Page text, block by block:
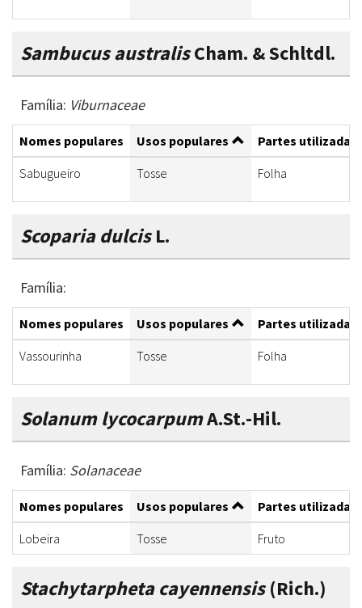
Sambucus australisCham. & Schltdl.
Família: Viburnaceae
Nomes populares Usos populares
Partes utilizadas
Sabugueiro
Tosse Folha
Scoparia dulcisL.
Família:
Nomes populares Usos populares
Partes utilizadas
Vassourinha
Tosse Folha
Solanum lycocarpumA.St.-Hil.
Família: Solanaceae
Nomes populares Usos populares
Partes utilizadas
Lobeira
Tosse Fruto
Stachytarpheta cayennensis(Rich.)